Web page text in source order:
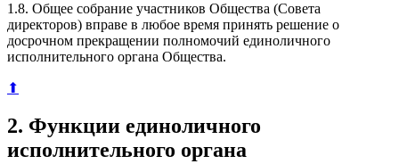
1.8. Общее собрание участников Общества (Совета
директоров) вправе в любое время принять решение о
досрочном прекращении полномочий единоличного
исполнительного органа Общества.
⬆
2. Функции единоличного
исполнительного органа